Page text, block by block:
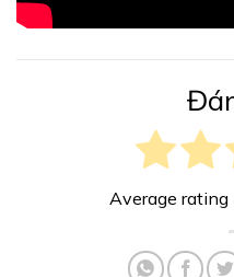
Average rating